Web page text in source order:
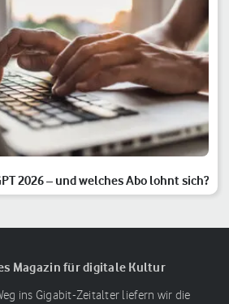
2026 – und welches Abo lohnt sich?
Magazin für digitale Kultur
ins Gigabit-Zeitalter liefern wir die